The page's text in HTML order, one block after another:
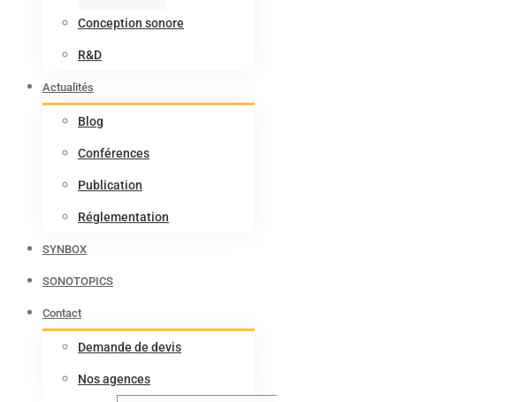
Conception sonore
R&D
Actualités
Blog
Conférences
Publication
Réglementation
SYNBOX
SONOTOPICS
Contact
Demande de devis
Nos agences